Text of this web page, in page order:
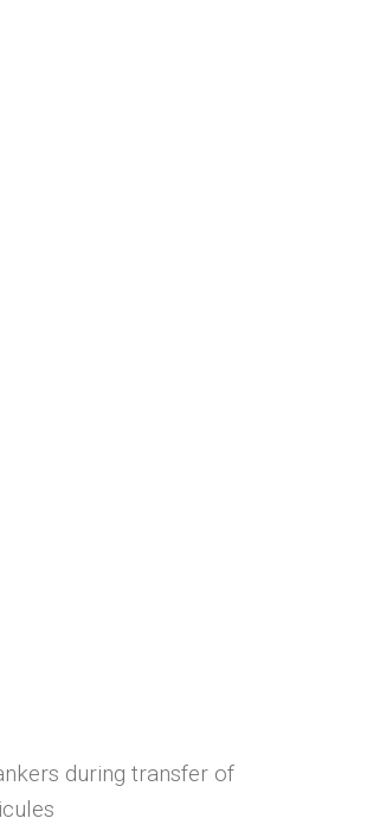
during transfer of